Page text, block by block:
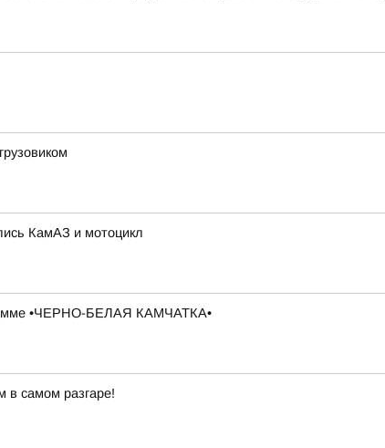
КамАЗ и мотоцикл
•ЧЕРНО-БЕЛАЯ КАМЧАТКА•
в самом разгаре!